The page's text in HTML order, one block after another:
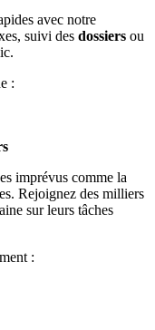
avec notre
suivi des dossiers ou
:
imprévus comme la
Rejoignez des milliers
sur leurs tâches
: